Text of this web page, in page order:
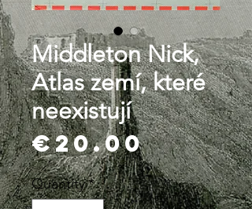
Middleton Nick,
Atlas zemí, které
neexistují
€20.00Price
Quantity*